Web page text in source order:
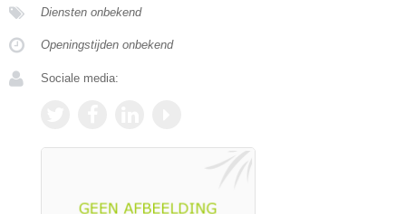
Diensten onbekend
Openingstijden onbekend
Sociale media: